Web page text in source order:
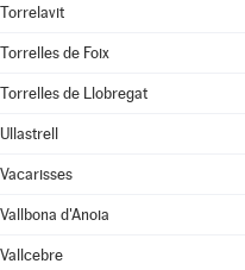
Torrelavit
Torrelles de Foix
Torrelles de Llobregat
Ullastrell
Vacarisses
Vallbona d'Anoia
Vallcebre